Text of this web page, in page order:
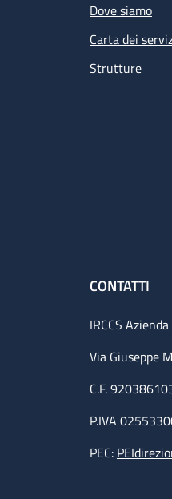
Dove siamo
Carta dei
Strutture
CONTATTI
IRCCS
Via Giuseppe
C.F.
P.IVA
PEC: